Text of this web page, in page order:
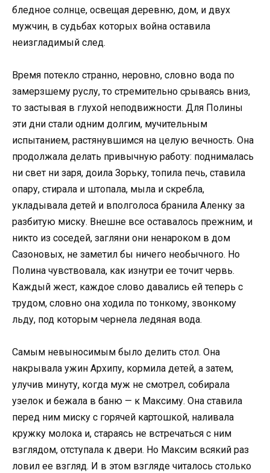
бледное солнце, освещая деревню, дом, и двух
мужчин, в судьбах которых война оставила
неизгладимый след.
Время потекло странно, неровно, словно вода по
замерзшему руслу, то стремительно срываясь вниз,
то застывая в глухой неподвижности. Для Полины
эти дни стали одним долгим, мучительным
испытанием, растянувшимся на целую вечность. Она
продолжала делать привычную работу: поднималась
ни свет ни заря, доила Зорьку, топила печь, ставила
опару, стирала и штопала, мыла и скребла,
укладывала детей и вполголоса бранила Аленку за
разбитую миску. Внешне все оставалось прежним, и
никто из соседей, загляни они ненароком в дом
Сазоновых, не заметил бы ничего необычного. Но
Полина чувствовала, как изнутри ее точит червь.
Каждый жест, каждое слово давались ей теперь с
трудом, словно она ходила по тонкому, звонкому
льду, под которым чернела ледяная вода.
Самым невыносимым было делить стол. Она
накрывала ужин Архипу, кормила детей, а затем,
улучив минуту, когда муж не смотрел, собирала
узелок и бежала в баню — к Максиму. Она ставила
перед ним миску с горячей картошкой, наливала
кружку молока и, стараясь не встречаться с ним
взглядом, отступала к двери. Но Максим всякий раз
ловил ее взгляд. И в этом взгляде читалось столько